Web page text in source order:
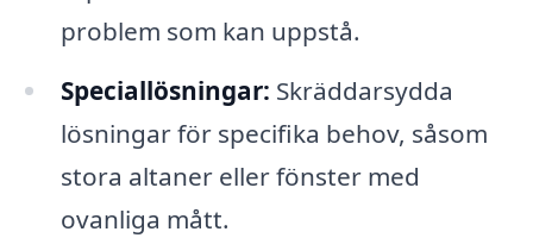
problem som kan uppstå.
Speciallösningar: Skräddarsydda
lösningar för specifika behov, såsom
stora altaner eller fönster med
ovanliga mått.